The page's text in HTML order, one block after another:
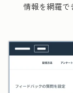
情報を網羅で